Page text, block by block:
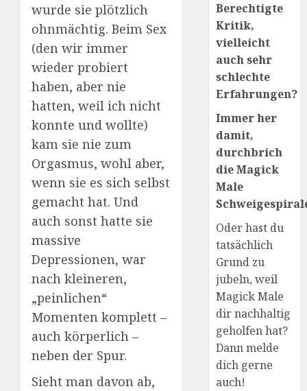
wurde sie plötzlich
ohnmächtig. Beim Sex
(den wir immer
wieder probiert
haben, aber nie
hatten, weil ich nicht
konnte und wollte)
kam sie nie zum
Orgasmus, wohl aber,
wenn sie es sich selbst
gemacht hat. Und
auch sonst hatte sie
massive
Depressionen, war
nach kleineren,
„peinlichen“
Momenten komplett –
auch körperlich –
neben der Spur.
Sieht man davon ab,
Berechtigte
Kritik,
vielleicht
auch sehr
schlechte
Erfahrungen?
Immer her
damit,
durchbrich
die Magick
Male
Oder hast du
tatsächlich
Grund zu
jubeln, weil
Magick Male
dir nachhaltig
geholfen hat?
Dann melde
dich gerne
auch!